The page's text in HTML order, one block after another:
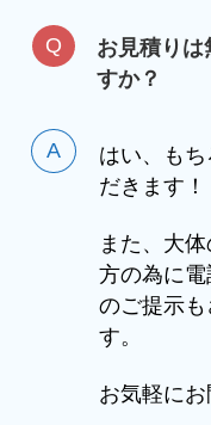
お見積り
すか？
はい、も
だきます！
また、大
方の為に
のご提示
す。
お気軽にお